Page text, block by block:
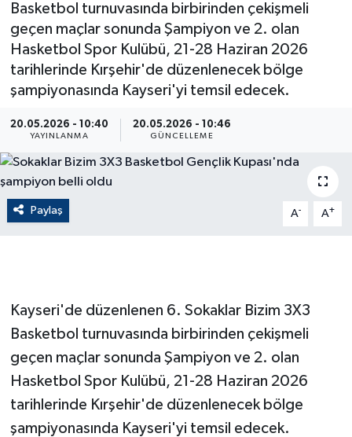
Basketbol turnuvasında birbirinden çekişmeli
geçen maçlar sonunda Şampiyon ve 2. olan
Hasketbol Spor Kulübü, 21-28 Haziran 2026
tarihlerinde Kırşehir'de düzenlenecek bölge
şampiyonasında Kayseri'yi temsil edecek.
20.05.2026 - 10:40
YAYINLANMA
20.05.2026 - 10:46
GÜNCELLEME
Paylaş A- A+
Kayseri'de düzenlenen 6. Sokaklar Bizim 3X3
Basketbol turnuvasında birbirinden çekişmeli
geçen maçlar sonunda Şampiyon ve 2. olan
Hasketbol Spor Kulübü, 21-28 Haziran 2026
tarihlerinde Kırşehir'de düzenlenecek bölge
şampiyonasında Kayseri'yi temsil edecek.
Canlı Maç
ÇEVRE
EĞİTİM
EKONOMİ
Finans
Gayrimenkul
GENEL